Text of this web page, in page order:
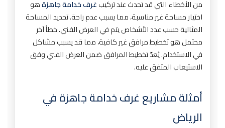
من الأخطاء التي قد تحدث عند تركيبغرف خدامة جاهزةهو
اختيار مساحة غير مناسبة، مما يسبب عدم راحة. تحديد المساحة
المثالية حسب عدد الأشخاص يتم في العرض الفني. خطأ آخر
محتمل هو تخطيط مرافق غير كافية، مما قد يسبب مشاكل
في الاستخدام. يُعدّ تخطيط المرافق ضمن العرض الفني وفق
الاستيعاب المتفق عليه.
أمثلة مشاريع غرف خدامة جاهزة في
الرياض